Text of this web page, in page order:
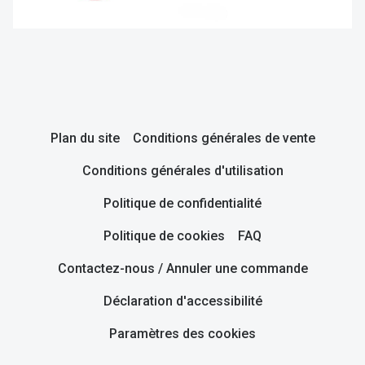
Plan du site Conditions générales de vente
Conditions générales d'utilisation
Politique de confidentialité
Politique de cookies FAQ
Contactez-nous / Annuler une commande
Déclaration d'accessibilité
Paramètres des cookies